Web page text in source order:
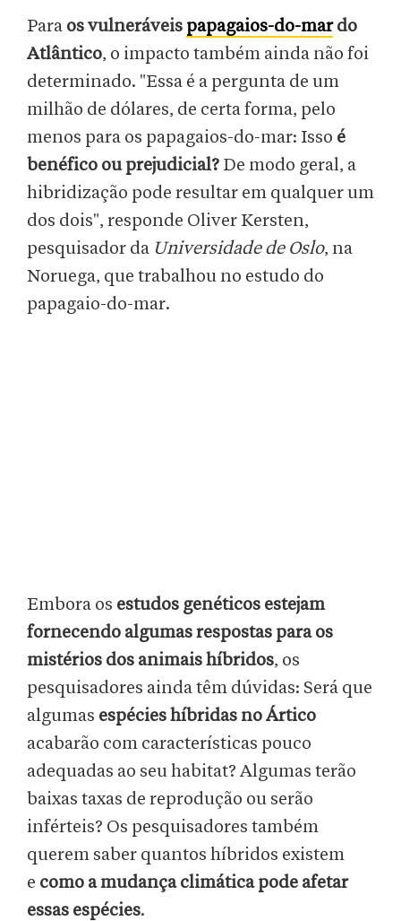
Para os vulneráveis papagaios-do-mardo
Atlântico, o impacto também ainda não foi
determinado. "Essa é a pergunta de um
milhão de dólares, de certa forma, pelo
menos para os papagaios-do-mar: Isso é
benéfico ou prejudicial? De modo geral, a
hibridização pode resultar em qualquer um
dos dois", responde Oliver Kersten,
pesquisador da Universidade de Oslo, na
Noruega, que trabalhou no estudo do
papagaio-do-mar.
Embora os estudos genéticos estejam
fornecendo algumas respostas para os
mistérios dos animais híbridos, os
pesquisadores ainda têm dúvidas: Será que
algumas espécies híbridas no Ártico
acabarão com características pouco
adequadas ao seu habitat? Algumas terão
baixas taxas de reprodução ou serão
inférteis? Os pesquisadores também
querem saber quantos híbridos existem
e como a mudança climática pode afetar
essas espécies.